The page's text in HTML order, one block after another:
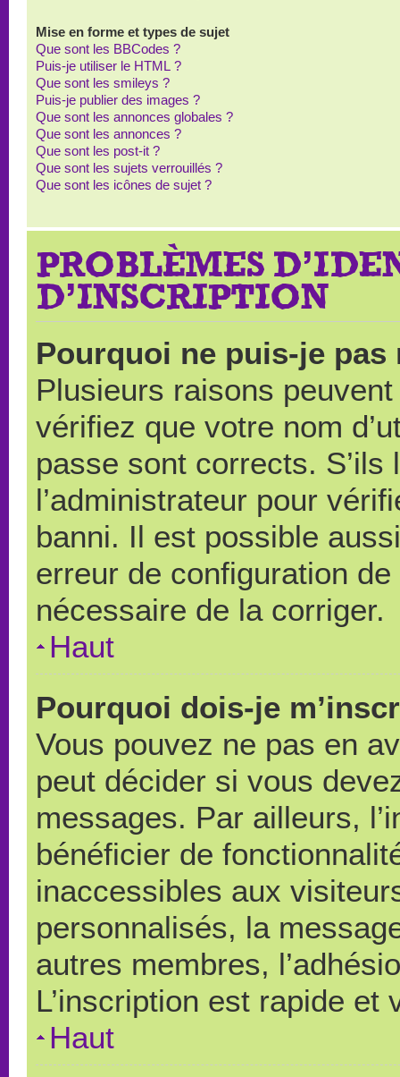
Mise en forme et types de sujet
Que sont les BBCodes ?
Puis-je utiliser le HTML ?
Que sont les smileys ?
Puis-je publier des images ?
Que sont les annonces globales ?
Que sont les annonces ?
Que sont les post-it ?
Que sont les sujets verrouillés ?
Que sont les icônes de sujet ?
PROBLÈMES
D’INSCRIPTION
Pourquoi ne puis-je pas
Plusieurs raisons
vérifiez que votre nom
passe sont corrects.
l’administrateur pour
banni. Il est possible
erreur de configuration
nécessaire de la corriger.
Haut
Pourquoi dois-je
Vous pouvez ne pas en
peut décider si vous
messages. Par ailleurs,
bénéficier de
inaccessibles aux
personnalisés, la
autres membres,
L’inscription est rapide et
Haut